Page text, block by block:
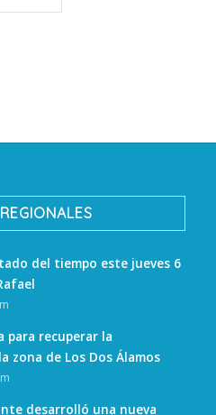
del tiempo este jueves 6
para recuperar la
zona de Los Dos Álamos
desarrolló una nueva